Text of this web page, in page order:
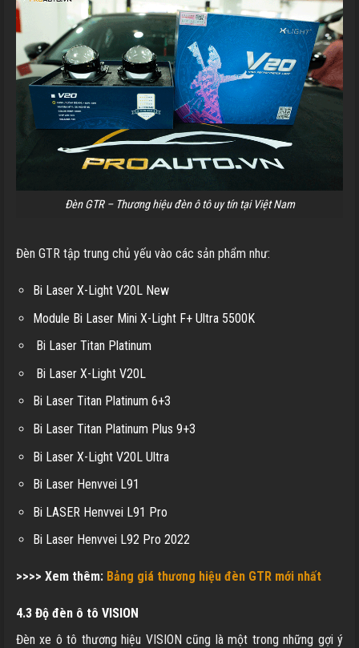
Đèn GTR – Thương hiệu đèn ô tô uy tín tại Việt Nam
Đèn GTR tập trung chủ yếu vào các sản phẩm như:
Bi Laser X-Light V20L New
Module Bi Laser Mini X-Light F+ Ultra 5500K
Bi Laser Titan Platinum
Bi Laser X-Light V20L
Bi Laser Titan Platinum 6+3
Bi Laser Titan Platinum Plus 9+3
Bi Laser X-Light V20L Ultra
Bi Laser Henvvei L91
Bi LASER Henvvei L91 Pro
Bi Laser Henvvei L92 Pro 2022
>>>> Xem thêm: Bảng giá thương hiệu đèn GTR mới nhất
4.3 Độ đèn ô tô VISION
Đèn xe ô tô thương hiệu VISION cũng là một trong những gợi ý